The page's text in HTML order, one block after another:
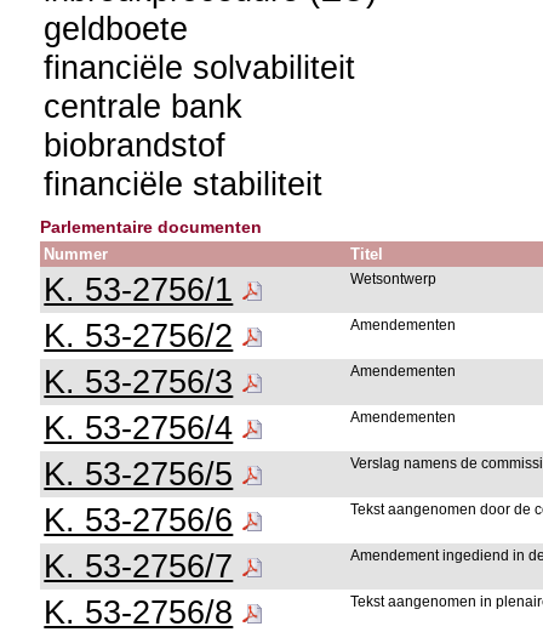
geldboete
financiële solvabiliteit
centrale bank
biobrandstof
financiële stabiliteit
Parlementaire documenten
Nummer Titel
K. 53-2756/1 Wetsontwerp
K. 53-2756/2 Amendementen
K. 53-2756/3 Amendementen
K. 53-2756/4 Amendementen
K. 53-2756/5 Verslag namens de
K. 53-2756/6 Tekst aangenomen door de
K. 53-2756/7 Amendement ingediend in
K. 53-2756/8 Tekst aangenomen in